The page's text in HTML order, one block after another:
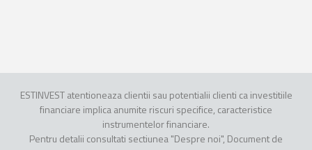
ESTINVEST atentioneaza clientii sau potentialii clienti ca investitiile
financiare implica anumite riscuri specifice, caracteristice
instrumentelor financiare.
Pentru detalii consultati sectiunea "Despre noi", Document de